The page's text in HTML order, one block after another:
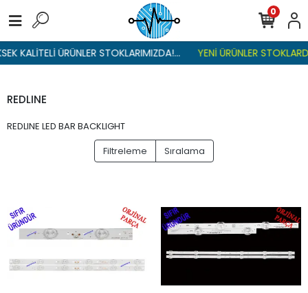
KALİTELİ ÜRÜNLER STOKLARIMIZDA!... YENİ ÜRÜNLER
0
REDLINE
REDLINE LED BAR BACKLIGHT
Filtreleme
Sıralama